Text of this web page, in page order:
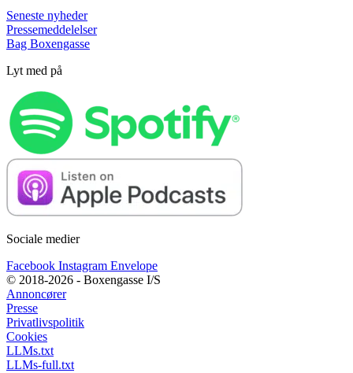
Seneste nyheder
Pressemeddelelser
Bag Boxengasse
Lyt med på
Sociale medier
Facebook Instagram Envelope
© 2018-2026 - Boxengasse I/S
Annoncører
Presse
Privatlivspolitik
Cookies
LLMs.txt
LLMs-full.txt